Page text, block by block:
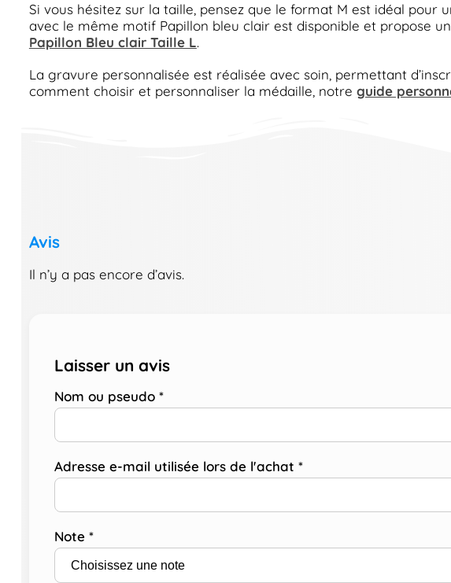
Si vous hésitez sur la taille, pensez que le format M est idéal
avec le même motif Papillon bleu clair est disponible et propose
Papillon Bleu clair Taille L.
La gravure personnalisée est réalisée avec soin, permettant
comment choisir et personnaliser la médaille, notre guide
Avis
Il n’y a pas encore d’avis.
Laisser un avis
Nom ou pseudo *
Adresse e-mail utilisée lors de l'achat *
Note *